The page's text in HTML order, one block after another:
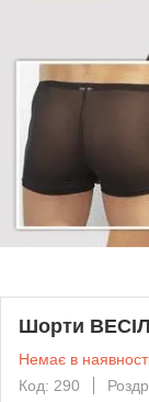
Шорти
Немає в
Код: 290